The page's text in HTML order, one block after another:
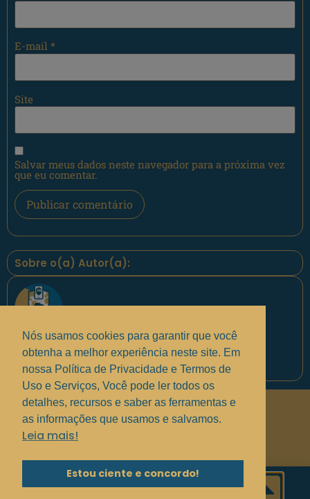
E-mail *
Site
Salvar meus dados neste navegador para a próxima vez
que eu comentar.
Sobre o(a) Autor(a):
Equipe PontoPM
Políticas de Privacidade.
Solucionando suas dúvidas.
Copyright © 2017 - 2025 —Grupo MindBR
—
Nós usamos cookies para garantir que você
obtenha a melhor experiência neste site. Em
nossa Política de Privacidade e Termos de
Uso e Serviços, Você pode ler todos os
detalhes, recursos e saber as ferramentas e
as informações que usamos e salvamos.
Leia mais!
Estou ciente e concordo!